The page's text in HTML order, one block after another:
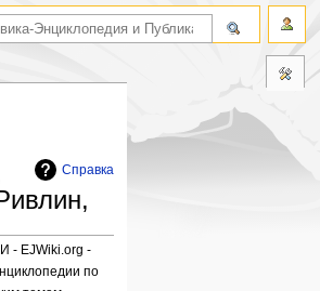
Справка
- EJWiki.org -
по